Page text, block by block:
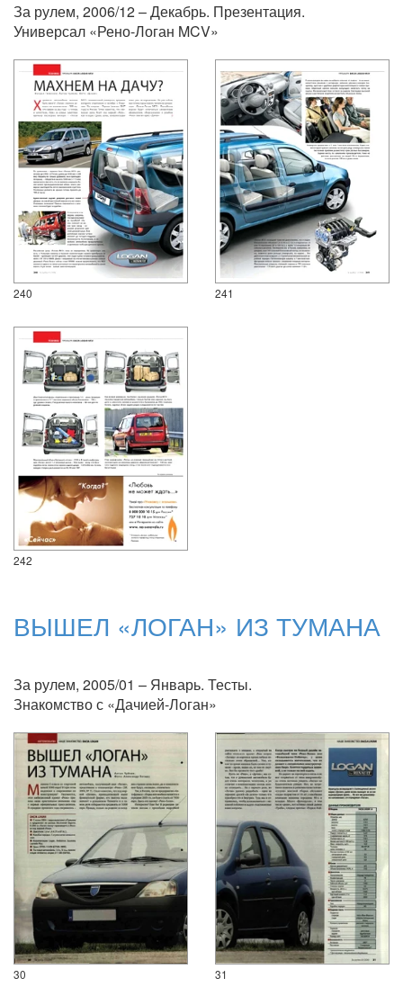
За рулем, 2006/12 – Декабрь. Презентация.
Универсал «Рено-Логан MCV»
240 241
242
ВЫШЕЛ «ЛОГАН» ИЗ ТУМАНА
За рулем, 2005/01 – Январь. Тесты.
Знакомство с «Дачией-Логан»
30 31